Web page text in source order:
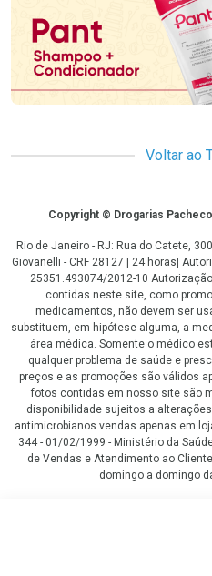
Voltar ao
CopyrightCopyright © Drogarias
Rio de Janeiro - RJ: Rua do Catete,
Giovanelli - CRF 28127 | 24 horas|
25351.493074/2012-10
contidas neste site, como
medicamentos, não devem ser
substituem, em hipótese alguma, a
área médica. Somente o médico
qualquer problema de saúde e
preços e as promoções são válidos
fotos contidas em nosso site são
disponibilidade sujeitos a
antimicrobianos vendas apenas em
344 - 01/02/1999 - Ministério da
de Vendas e Atendimento ao
domingo a domingo